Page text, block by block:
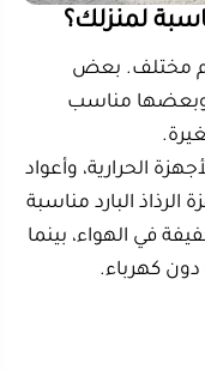
الرذاذ البارد مناسبة
دون كهرباء.
متوازن.
دون إزعاج.